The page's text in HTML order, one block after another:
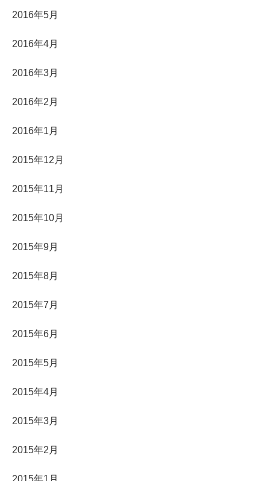
2016年5月
2016年4月
2016年3月
2016年2月
2016年1月
2015年12月
2015年11月
2015年10月
2015年9月
2015年8月
2015年7月
2015年6月
2015年5月
2015年4月
2015年3月
2015年2月
2015年1月